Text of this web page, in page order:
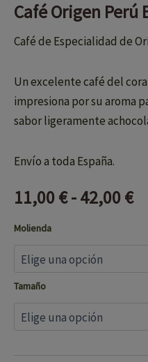
Café Origen Perú
Café de Especialidad de
Un excelente café del
impresiona por su aroma
sabor ligeramente
Envío a toda España.
11,00 €-42,00 €
Molienda
Tamaño